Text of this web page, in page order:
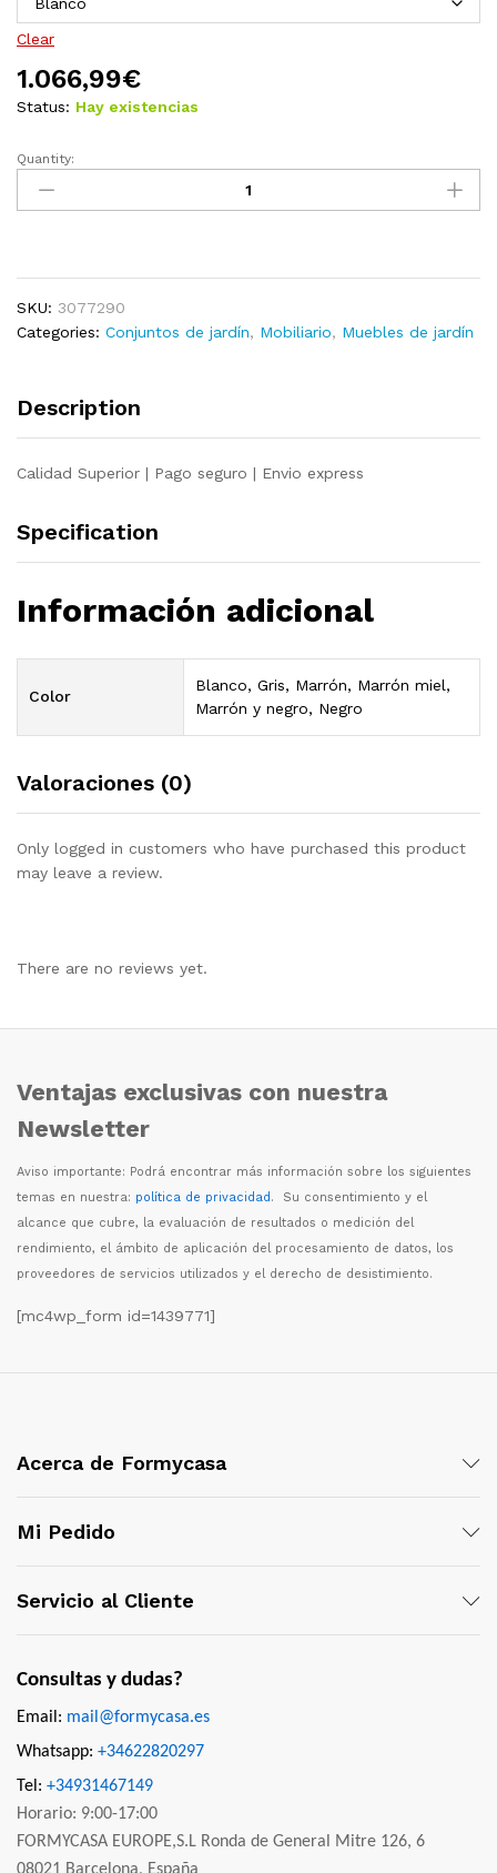
Clear
1.066,99€
Status: Hay existencias
Muebles
jardín
cojines
de
pino
Quantity:
SKU: 3077290
Categories: Conjuntos de jardín, Mobiliario, Muebles de jardín
Description
Calidad Superior | Pago seguro | Envio express
Specification
Información adicional
Color
Blanco, Gris, Marrón, Marrón miel,
Marrón y negro, Negro
Valoraciones (0)
Only logged in customers who have purchased this product
may leave a review.
There are no reviews yet.
Ventajas exclusivas con nuestra
Newsletter
Aviso importante: Podrá encontrar más información sobre los siguientes
temas en nuestra: política de privacidad. Su consentimiento y el
alcance que cubre, la evaluación de resultados o medición del
rendimiento, el ámbito de aplicación del procesamiento de datos, los
proveedores de servicios utilizados y el derecho de desistimiento.
[mc4wp_form id=1439771]
Acerca de Formycasa
Mi Pedido
Servicio al Cliente
Consultas y dudas?
Email: mail@formycasa.es
Whatsapp: +34622820297
Tel: +34931467149
Horario: 9:00-17:00
FORMYCASA EUROPE,S.L Ronda de General Mitre 126, 6